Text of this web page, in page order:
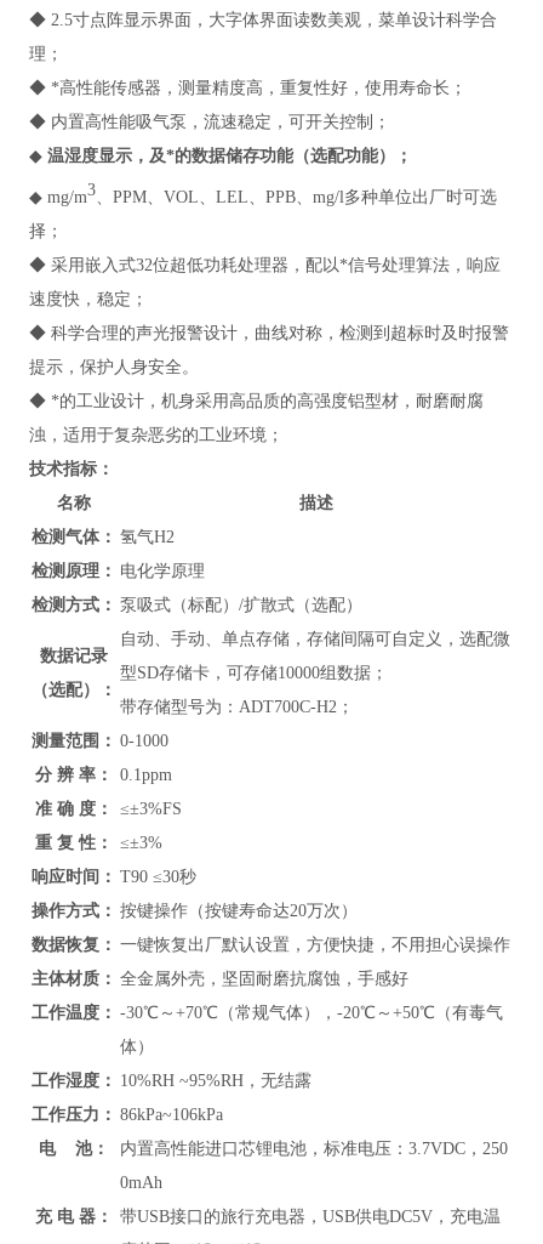
◆ 2.5寸点阵显示界面，大字体界面读数美观，菜单设计科学合
理；
◆ *高性能传感器，测量精度高，重复性好，使用寿命长；
◆ 内置高性能吸气泵，流速稳定，可开关控制；
◆温湿度显示，及*的数据储存功能（选配功能）；
◆ mg/m3、PPM、VOL、LEL、PPB、mg/l多种单位出厂时可选
择；
◆ 采用嵌入式32位超低功耗处理器，配以*信号处理算法，响应
速度快，稳定；
◆ 科学合理的声光报警设计，曲线对称，检测到超标时及时报警
提示，保护人身安全。
◆ *的工业设计，机身采用高品质的高强度铝型材，耐磨耐腐
浊，适用于复杂恶劣的工业环境；
技术指标：
名称
描述
检测气体： 氢气H2
检测原理： 电化学原理
检测方式： 泵吸式（标配）/扩散式（选配）
数据记录
（选配）：
自动、手动、单点存储，存储间隔可自定义，选配微
型SD存储卡，可存储10000组数据；
带存储型号为：ADT700C-H2；
测量范围： 0-1000
分 辨 率：
0.1ppm
准 确 度：
≤±3%FS
重 复 性：
≤±3%
响应时间： T90 ≤30秒
操作方式： 按键操作（按键寿命达20万次）
数据恢复： 一键恢复出厂默认设置，方便快捷，不用担心误操作
主体材质： 全金属外壳，坚固耐磨抗腐蚀，手感好
工作温度： -30℃～+70℃（常规气体），-20℃～+50℃（有毒气
体）
工作湿度： 10%RH ~95%RH，无结露
工作压力： 86kPa~106kPa
电 池：
内置高性能进口芯锂电池，标准电压：3.7VDC，250
0mAh
充 电 器：
带USB接口的旅行充电器，USB供电DC5V，充电温